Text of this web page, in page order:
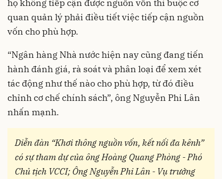
họ không tiếp cận được nguồn vốn thì buộc cơ
quan quản lý phải điều tiết việc tiếp cận nguồn
vốn cho phù hợp.
“Ngân hàng Nhà nước hiện nay cũng đang tiến
hành đánh giá, rà soát và phân loại để xem xét
tác động như thế nào cho phù hợp, từ đó điều
chỉnh cơ chế chính sách”, ông Nguyễn Phi Lân
nhấn mạnh.
Diễn đàn “Khơi thông nguồn vốn, kết nối đa kênh”
có sự tham dự của ông Hoàng Quang Phòng - Phó
Chủ tịch VCCI; Ông Nguyễn Phi Lân - Vụ trưởng